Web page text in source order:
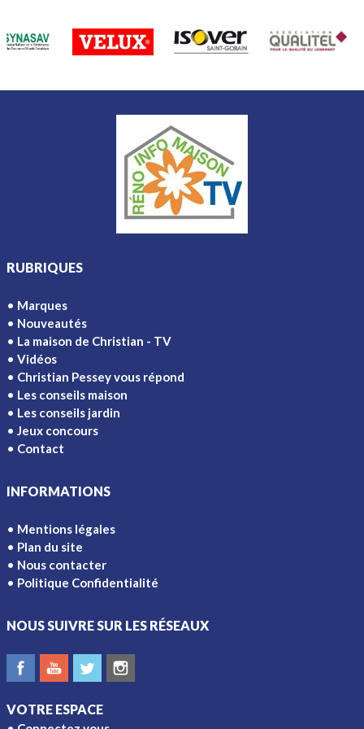
RUBRIQUES
Marques
Nouveautés
La maison de Christian - TV
Vidéos
Christian Pessey vous répond
Les conseils maison
Les conseils jardin
Jeux concours
Contact
INFORMATIONS
Mentions légales
Plan du site
Nous contacter
Politique Confidentialité
NOUS SUIVRE SUR LES RÉSEAUX
VOTRE ESPACE